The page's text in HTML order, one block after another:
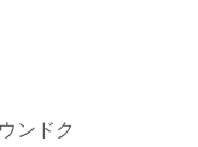
ンドク